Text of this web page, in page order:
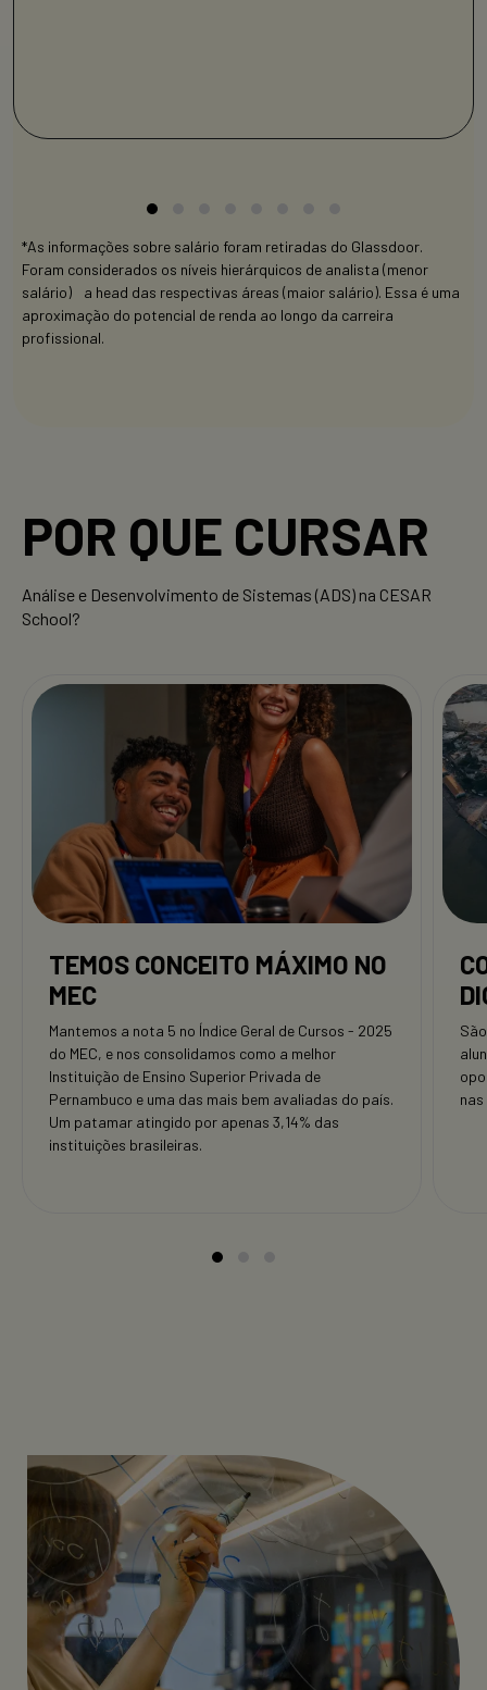
*As informações sobre salário foram retiradas do Glassdoor.
Foram considerados os níveis hierárquicos de analista (menor
salário) a head das respectivas áreas (maior salário). Essa é uma
aproximação do potencial de renda ao longo da carreira
profissional.
POR QUE CURSAR
Análise e Desenvolvimento de Sistemas (ADS) na CESAR
School?
TEMOS CONCEITO MÁXIMO NO
MEC
Mantemos a nota 5 no Índice Geral de Cursos - 2025
do MEC, e nos consolidamos como a melhor
Instituição de Ensino Superior Privada de
Pernambuco e uma das mais bem avaliadas do país.
Um patamar atingido por apenas 3,14% das
instituições brasileiras.